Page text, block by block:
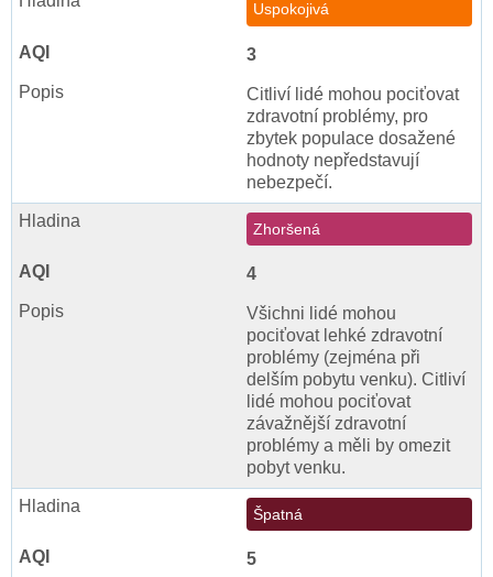
Uspokojivá
3
Citliví lidé mohou pociťovat
zdravotní problémy, pro
zbytek populace dosažené
hodnoty nepředstavují
nebezpečí.
Zhoršená
4
Všichni lidé mohou
pociťovat lehké zdravotní
problémy (zejména při
delším pobytu venku). Citliví
lidé mohou pociťovat
závažnější zdravotní
problémy a měli by omezit
pobyt venku.
Špatná
5